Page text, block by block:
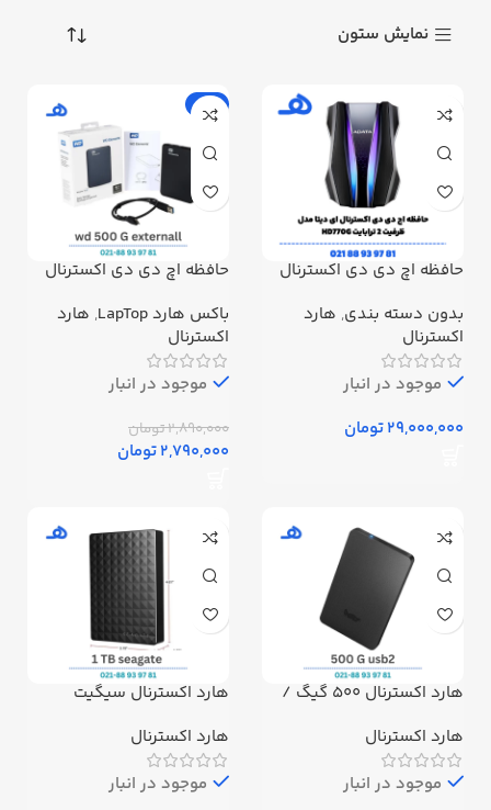
نمایش ستون
حافظه اچ دی دی اکسترنال
2 ترابایت
بدون دسته بندی, هارد
اکسترنال
موجود در انبار
تومان
-3%
حافظه اچ دی دی اکسترنال
Elements ظرفیت 500
گیگابایت
باکس هارد LapTop , هارد
اکسترنال
موجود در انبار
2,890,000تومان
2,790,000تومان
هارد اکسترنال 500 گیگ /
External 500 g usb2
هارد اکسترنال
موجود در انبار
هارد اکسترنال سیگیت
1 ترابایت استوکهارد اکسترنال
موجود در انبار